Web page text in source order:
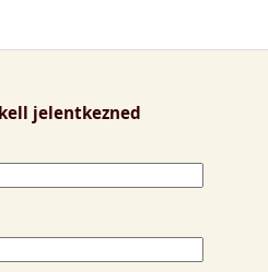
jelentkezned